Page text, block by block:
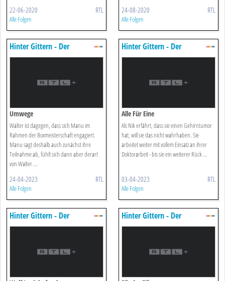
22-06-2020 RTL
Alle Folgen
24-08-2020 RTL
Alle Folgen
Hinter Gittern - Der
Frauenknast
Umwege
Walter ist dagegen, dass sich Manu im
Rahmen der Boxmeisterschaft engagiert.
Manu sagt deshalb auch zunächst ihre
Teilnahme ab, fühlt sich dann aber derart
von Walter ...
24-04-2023 RTL
Alle Folgen
Hinter Gittern - Der
Frauenknast
Alle Für Eine
Als Nik erfährt, dass sie einen Gehirntumor
hat, will sie das nicht wahrhaben. Sie
arbeitet weiter mit vollem Einsatz an ihrer
Doktorarbeit - bis sie ein weiterer Rück ...
03-04-2023 RTL
Alle Folgen
Hinter Gittern - Der
Frauenknast
Hinter Gittern - Der
Frauenknast